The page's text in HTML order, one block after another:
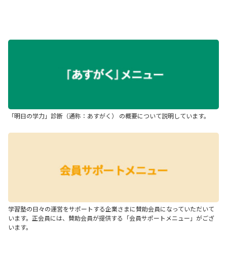
「明日の学力」診断（通称：あすがく） の概要について説明しています。
学習塾の日々の運営をサポートする企業さまに賛助会員になっていただいて
います。正会員には、賛助会員が提供する「会員サポートメニュー」がござ
います。